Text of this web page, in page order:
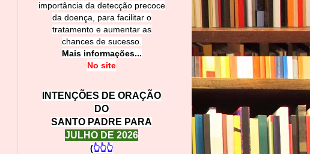
importância da detecção precoce
da doença, para facilitar o
tratamento e aumentar as
chances de sucesso.
Mais informações...
No site
INTENÇÕES DE ORAÇÃO
DO
SANTO PADRE PARA
JULHO DE 2026
(👆👆👆